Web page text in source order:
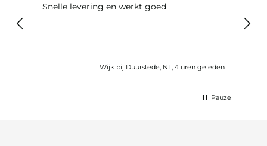
Snelle levering en werkt goed
Wijk bij Duurstede, NL, 4 uren geleden
Pauze